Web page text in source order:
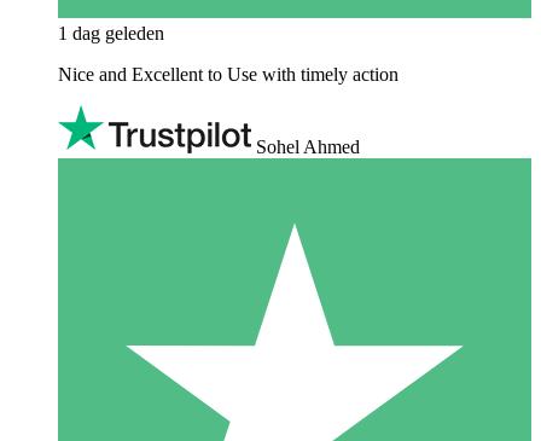
1 dag geleden
Nice and Excellent to Use with timely action
Sohel Ahmed